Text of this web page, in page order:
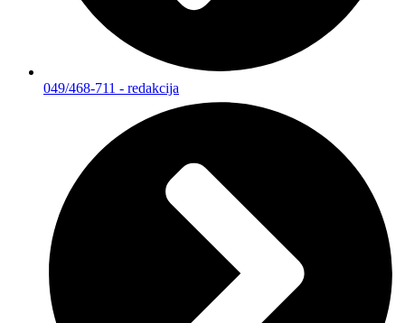
049/468-711 - redakcija